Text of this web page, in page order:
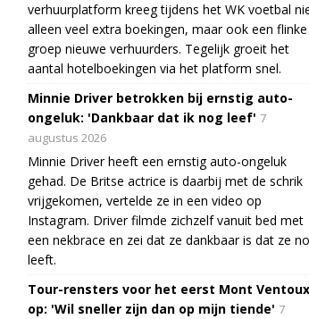
verhuurplatform kreeg tijdens het WK voetbal
alleen veel extra boekingen, maar ook een flinke
groep nieuwe verhuurders. Tegelijk groeit het
aantal hotelboekingen via het platform snel.
Minnie Driver betrokken bij ernstig auto-
ongeluk: 'Dankbaar dat ik nog leef' 7
augustus 2026
Minnie Driver heeft een ernstig auto-ongeluk
gehad. De Britse actrice is daarbij met de schrik
vrijgekomen, vertelde ze in een video op
Instagram. Driver filmde zichzelf vanuit bed met
een nekbrace en zei dat ze dankbaar is dat ze
leeft.
Tour-rensters voor het eerst Mont Ventoux
op: 'Wil sneller zijn dan op mijn tiende' 7